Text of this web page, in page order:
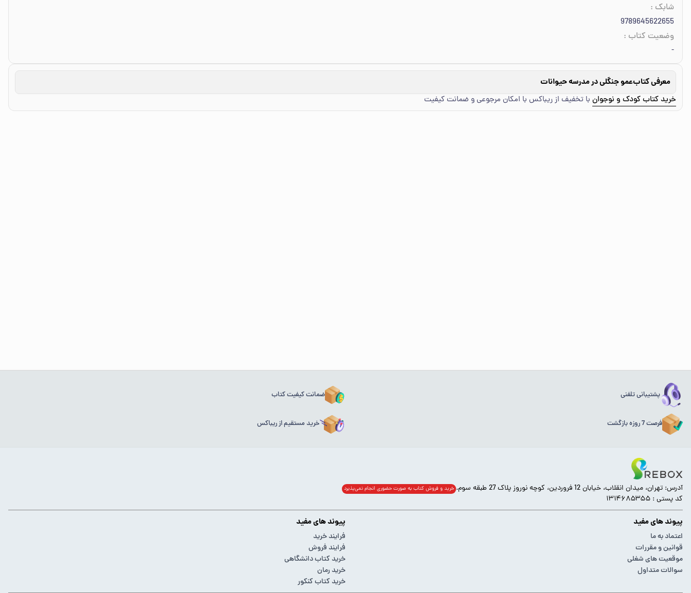
شابک :
9789645622655
وضعیت کتاب :
-
معرفی کتابعمو جنگلی در مدرسه حیوانات
خرید کتاب کودک و نوجوان با تخفیف از ریباکس با امکان مرجوعی و ضمانت کیفیت
پشتیبانی تلفنی ضمانت کیفیت کتاب
فرصت 7 روزه بازگشت خرید مستقیم از ریباکس
آدرس: تهران، میدان انقلاب، خیابان 12 فروردین، کوچه نوروز پلاک 27 طبقه سوم. خرید و فروش کتاب به صورت حضوری انجام‌ نمی‌پذیرد
کد پستی : ۱۳۱۴۶۸۵۳۵۵
پیوند های مفید
اعتماد به ما
قوانین و مقررات
موقعیت های شغلی
سوالات متداول
پیوند های مفید
فرایند خرید
فرایند فروش
خرید کتاب دانشگاهی
خرید رمان
خرید کتاب کنکور